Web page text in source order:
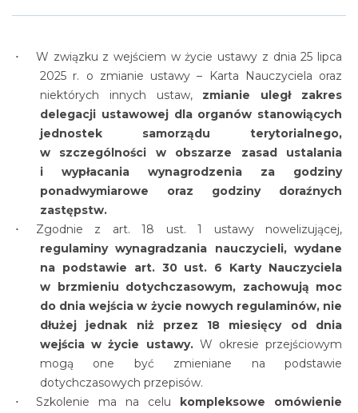
W związku z wejściem w życie ustawy z dnia 25 lipca
2025 r. o zmianie ustawy – Karta Nauczyciela oraz
niektórych innych ustaw, zmianie uległ zakres
delegacji ustawowej dla organów stanowiących
jednostek samorządu terytorialnego,
w szczególności w obszarze zasad ustalania
i wypłacania wynagrodzenia za godziny
ponadwymiarowe oraz godziny doraźnych
zastępstw.
Zgodnie z art. 18 ust. 1 ustawy nowelizującej,
regulaminy wynagradzania nauczycieli, wydane
na podstawie art. 30 ust. 6 Karty Nauczyciela
w brzmieniu dotychczasowym, zachowują moc
do dnia wejścia w życie nowych regulaminów, nie
dłużej jednak niż przez 18 miesięcy od dnia
wejścia w życie ustawy.W okresie przejściowym
mogą one być zmieniane na podstawie
dotychczasowych przepisów.
Szkolenie ma na celu kompleksowe omówienie